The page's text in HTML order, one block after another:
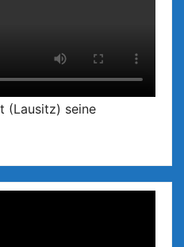
(Lausitz) seine